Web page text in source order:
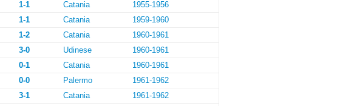
1-1 Catania
1955-1956
1-1 Catania
1959-1960
1-2 Catania
1960-1961
3-0 Udinese
1960-1961
0-1 Catania
1960-1961
0-0 Palermo
1961-1962
3-1 Catania
1961-1962